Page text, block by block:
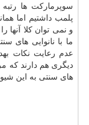
سوپرمارکت ها رتبه
پلمب داشتیم اما
و نمی توان کلا آنها
ما با نانوایی های
عدم رعایت نکات
دیگری هم دارند که
های سنتی به این